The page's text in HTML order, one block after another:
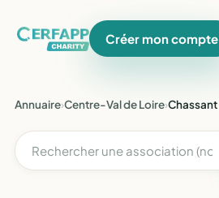
Créer mon compte
Annuaire›Centre-Val de Loire›Chassant